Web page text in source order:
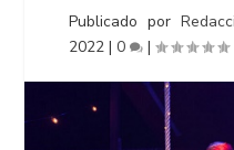
Publicado por
2022 |0 |